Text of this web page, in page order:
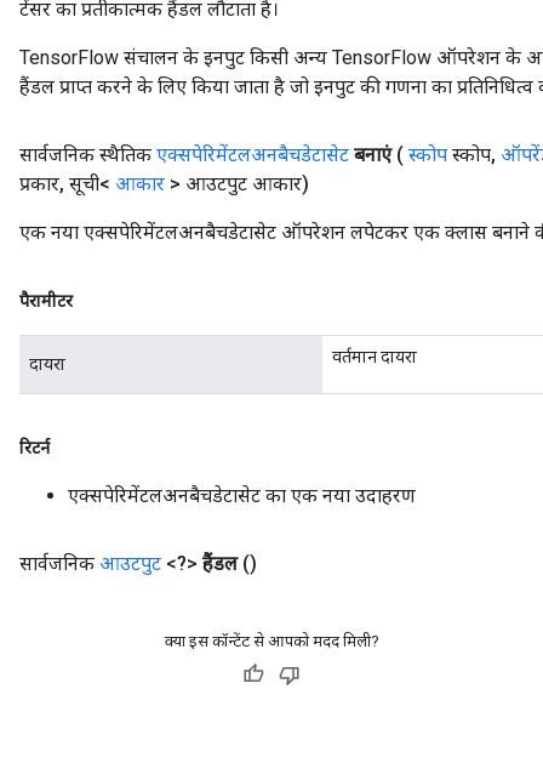
टेंसर का प्रतीकात्मक हैंडल लौटाता है।
TensorFlow संचालन के इनपुट किसी अन्य TensorFlow ऑपरेशन के
हैंडल प्राप्त करने के लिए किया जाता है जो इनपुट की गणना का प्रतिनिधित्व
सार्वजनिक स्थैतिक एक्सपेरिमेंटलअनबैचडेटासेट बनाएं ( स्कोप स्कोप,
प्रकार, सूची< आकार > आउटपुट आकार)
एक नया एक्सपेरिमेंटलअनबैचडेटासेट ऑपरेशन लपेटकर एक क्लास बनाने
पैरामीटर
दायरा वर्तमान दायरा
रिटर्न
एक्सपेरिमेंटलअनबैचडेटासेट का एक नया उदाहरण
सार्वजनिक आउटपुट <?> हैंडल ()
क्या इस कॉन्टेंट से आपको मदद मिली?